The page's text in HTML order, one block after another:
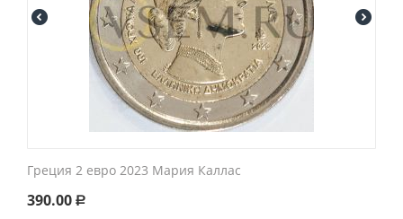
Греция 2 евро 2023 Мария Каллас
390.00 Р